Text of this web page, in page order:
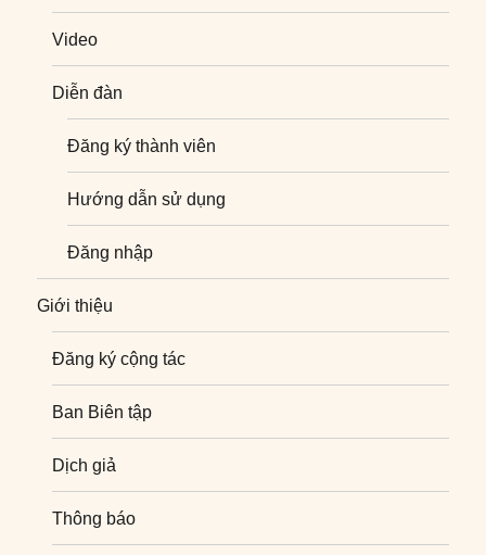
Video
Diễn đàn
Đăng ký thành viên
Hướng dẫn sử dụng
Đăng nhập
Giới thiệu
Đăng ký cộng tác
Ban Biên tập
Dịch giả
Thông báo